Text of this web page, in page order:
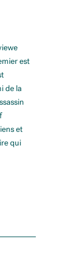
est
de la
et
qui